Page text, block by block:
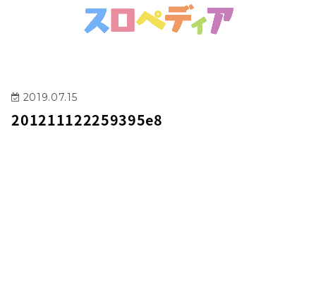
2019.07.15
201211122259395e8